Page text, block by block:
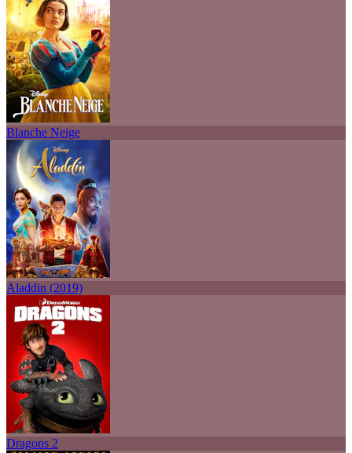
Blanche Neige
Aladdin (2019)
Dragons 2